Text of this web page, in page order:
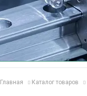
Главная Каталог товаров